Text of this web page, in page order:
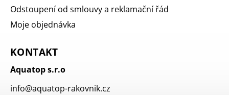
Odstoupení od smlouvy a reklamační řád
Moje objednávka
KONTAKT
Aquatop s.r.o
info@aquatop-rakovnik.cz